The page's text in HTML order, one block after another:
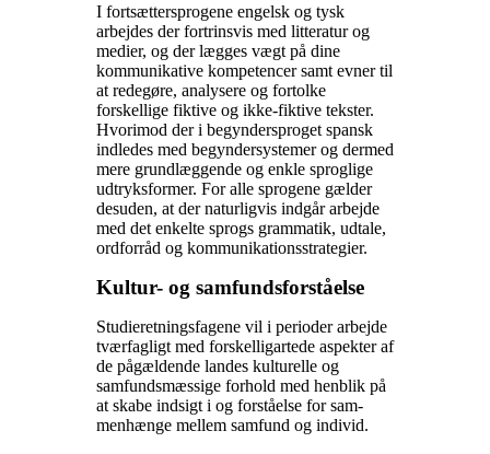
I fortsættersprogene engelsk og tysk
arbejdes der fortrinsvis med litteratur og
medier, og der lægges vægt på dine
kommunikative kompetencer samt evner til
at redegøre, analysere og fortolke
forskellige fiktive og ikke-fiktive tekster.
Hvorimod der i begyndersproget spansk
indledes med begyndersystemer og dermed
mere grundlæggende og enkle sproglige
udtryksformer. For alle sprogene gælder
desuden, at der naturligvis indgår arbejde
med det enkelte sprogs grammatik, udtale,
ordforråd og kommunikationsstrategier.
Kultur- og samfundsforståelse
Studieretningsfagene vil i perioder arbejde
tværfagligt med forskelligartede aspekter af
de pågældende landes kulturelle og
samfundsmæssige forhold med henblik på
at skabe indsigt i og forståelse for sam-
menhænge mellem samfund og individ.